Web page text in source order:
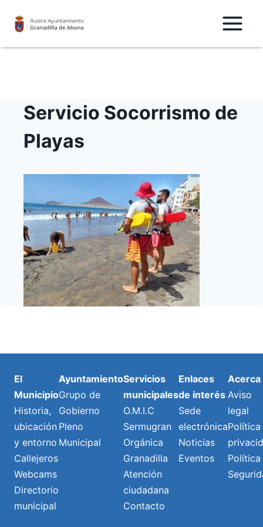
Servicio Socorrismo de
Playas
El
Municipio
Historia,
ubicación
y entorno
Callejeros
Webcams
Directorio
municipal
Ayuntamiento
Grupo de
Gobierno
Pleno
Municipal
Servicios
municipales
O.M.I.C
Sermugran
Orgánica
Granadilla
Atención
ciudadana
Contacto
Enlaces
de interés
Sede
electrónica
Noticias
Eventos
Acerca
Aviso
legal
Política
Política